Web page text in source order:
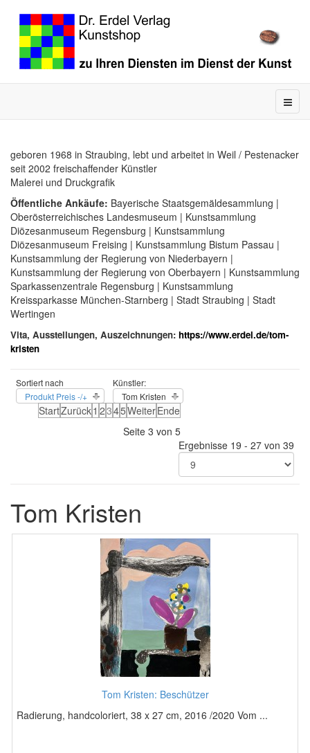
geboren 1968 in Straubing, lebt und arbeitet in Weil / Pestenacker
seit 2002 freischaffender Künstler
Malerei und Druckgrafik
Öffentliche Ankäufe: Bayerische Staatsgemäldesammlung |
Oberösterreichisches Landesmuseum | Kunstsammlung
Diözesanmuseum Regensburg | Kunstsammlung
Diözesanmuseum Freising | Kunstsammlung Bistum Passau |
Kunstsammlung der Regierung von Niederbayern |
Kunstsammlung der Regierung von Oberbayern | Kunstsammlung
Sparkassenzentrale Regensburg | Kunstsammlung
Kreissparkasse München-Starnberg | Stadt Straubing | Stadt
Wertingen
Vita, Ausstellungen, Auszeichnungen: https://www.erdel.de/tom-
kristen
Sortiert nach
Produkt Preis -/+
Künstler:
Tom Kristen
StartZurück1 2345WeiterEnde
Seite 3 von 5
Ergebnisse 19 - 27 von 39
Tom Kristen
Tom Kristen: Beschützer
Radierung, handcoloriert, 38 x 27 cm, 2016 /2020 Vom ...